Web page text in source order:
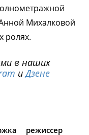
Михалковой
ролях.
в наших
иДзене
режиссер